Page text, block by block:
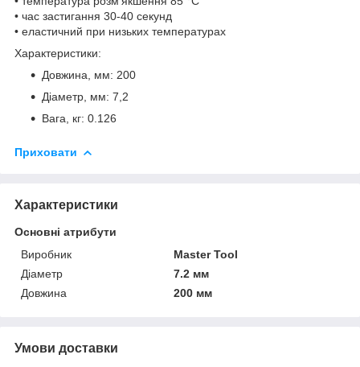
• час застигання 30-40 секунд
• еластичний при низьких температурах
Характеристики:
Довжина, мм: 200
Діаметр, мм: 7,2
Вага, кг: 0.126
Приховати
Характеристики
Основні атрибути
Виробник
Master Tool
Діаметр
7.2 мм
Довжина
200 мм
Умови доставки